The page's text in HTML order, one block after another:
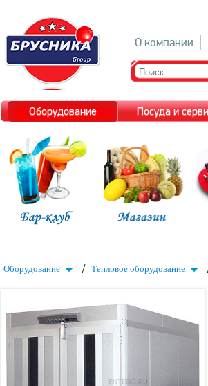
О компании
Оборудование Посуда и
Оборудование / Тепловое оборудование